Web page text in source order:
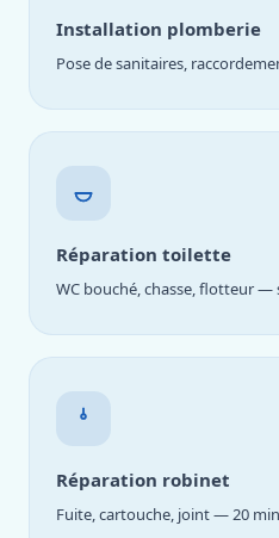
Installation plomberie
Pose de sanitaires,
Réparation toilette
WC bouché, chasse, flotteur —
Réparation robinet
Fuite, cartouche, joint — 20